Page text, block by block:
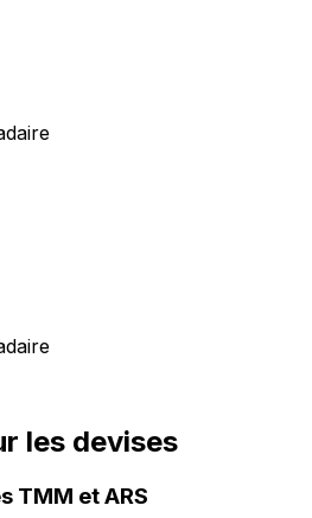
les devises
TMM et ARS